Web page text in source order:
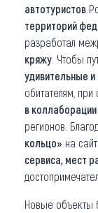
автотуристов
территорий
разработал
кряжу . Чтобы
удивительные
обитателям,
в
регионов.
кольцо» на
сервиса, мест
Новые объекты